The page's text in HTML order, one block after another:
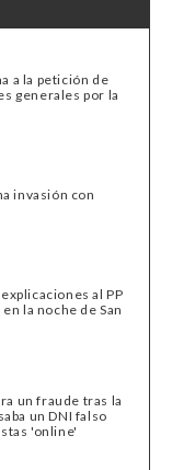
a la petición de
generales por la
invasión con
al PP
la noche de San
un fraude tras la
un DNI falso
'online'